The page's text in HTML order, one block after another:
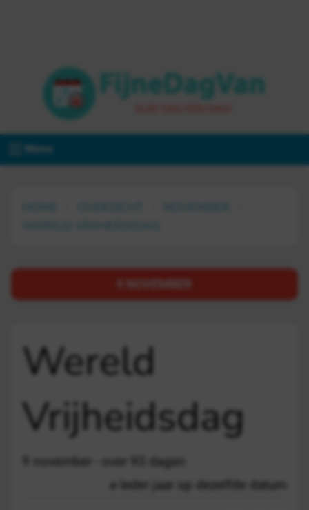
Menu
Wereld
Vrijheidsdag
9 november - over 93 dagen
Ieder jaar op dezelfde datum